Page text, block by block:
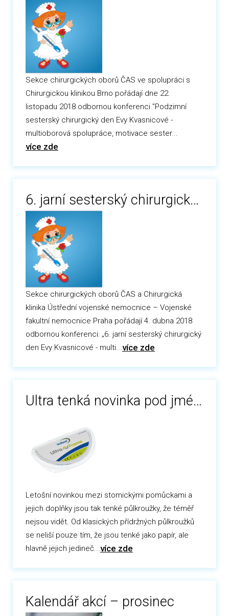
Sekce chirurgických oborů ČAS ve spolupráci s
Chirurgickou klinikou Brno pořádají dne 22.
listopadu 2018 odbornou konferenci "Podzimní
sesterský chirurgický den Evy Kvasnicové -
multioborová spolupráce, motivace sester...
více zde
6. jarní sesterský chirurgický den Evy Kvasnicové
Sekce chirurgických oborů ČAS a Chirurgická
klinika Ústřední vojenské nemocnice – Vojenské
fakultní nemocnice Praha pořádají 4. dubna 2018
odbornou konferenci: „6. jarní sesterský chirurgický
den Evy Kvasnicové - multi...více zde
Ultra tenká novinka pod jménem UltraFrame
Letošní novinkou mezi stomickými pomůckami a
jejich doplňky jsou tak tenké půlkroužky, že téměř
nejsou vidět. Od klasických přídržných půlkroužků
se neliší pouze tím, že jsou tenké jako papír, ale
hlavně jejich jedineč...více zde
Kalendář akcí – prosinec